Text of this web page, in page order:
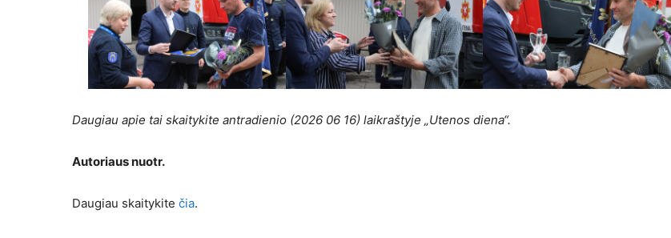
Daugiau apie tai skaitykite antradienio (2026 06 16) laikraštyje „Utenos diena“.
Autoriaus nuotr.
Daugiau skaitykite čia.